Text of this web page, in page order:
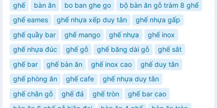
ghế bàn ăn bo ban ghe go
bộ bàn ăn gỗ tràm 8 ghế
ghế eames
ghế nhựa xếp duy tân
ghế nhựa gấp
ghế quầy bar
ghế mango ghế nhựa
ghế inox
ghế nhựa đúc
ghế gỗ ghế băng dài gỗ
ghế sắt
ghế bar
ghế bàn ăn ghế inox cao
ghế duy tân
ghế phòng ăn
ghế cafe
ghế nhựa duy tân
ghế chân gỗ
ghế đá ghế tròn
ghế bar cao